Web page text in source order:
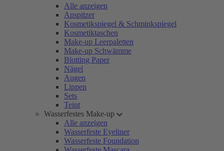
Alle anzeigen
Anspitzer
Kosmetikspiegel & Schminkspiegel
Kosmetiktaschen
Make-up Leerpaletten
Make-up Schwämme
Blotting Paper
Nägel
Augen
Lippen
Sets
Teint
Wasserfestes Make-up
Alle anzeigen
Wasserfeste Eyeliner
Wasserfeste Foundation